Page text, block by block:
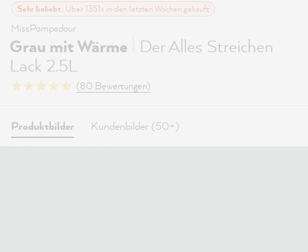
Sehr beliebt: Über 1351x in den letzten Wochen gekauft
MissPompadour
Grau mit Wärme
Der Alles Streichen
Lack 2.5L
(80 Bewertungen)
Produktbilder Kundenbilder (50+)